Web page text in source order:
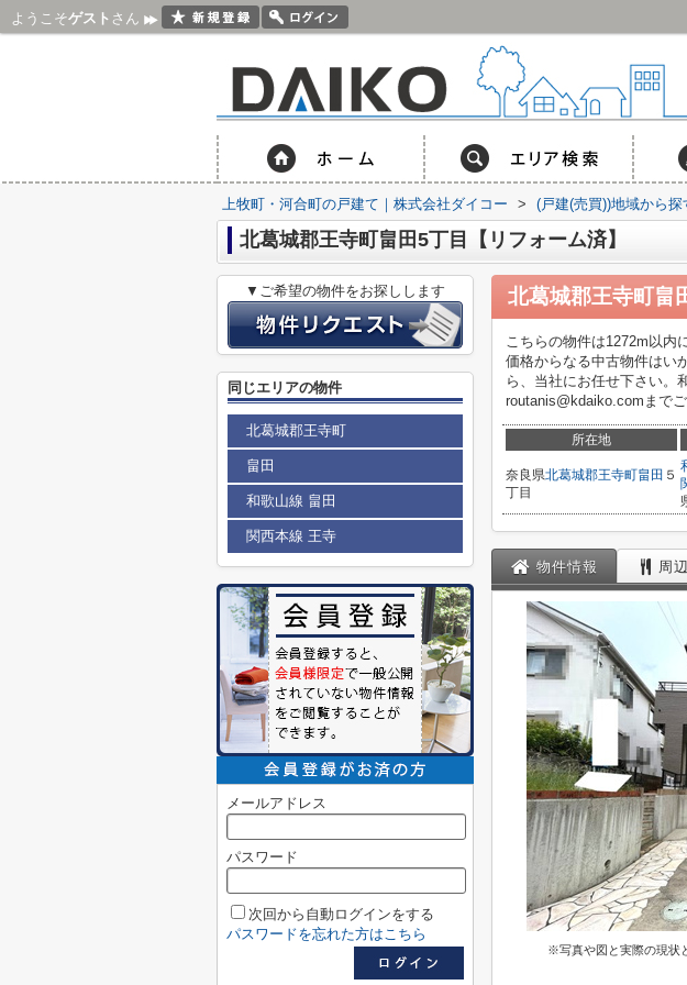
ようこそゲスト さん
上牧町・河合町の戸建て｜株式会社ダイコー > (戸建(売買))地域から探
北葛城郡王寺町畠田5丁目【リフォーム済】
北葛城郡王寺町畠
こちらの物件は1272m以内
価格からなる中古物件はい
ら、当社にお任せ下さい。
routanis@kdaiko.comまでご
所在地
奈良県北葛城郡王寺町畠田 ５
丁目
物件情報 周
※写真や図と実際の現状
▼ご希望の物件をお探しします
同じエリアの物件
北葛城郡王寺町
畠田
和歌山線 畠田
関西本線 王寺
メールアドレス
パスワード
次回から自動ログインをする
パスワードを忘れた方はこちら